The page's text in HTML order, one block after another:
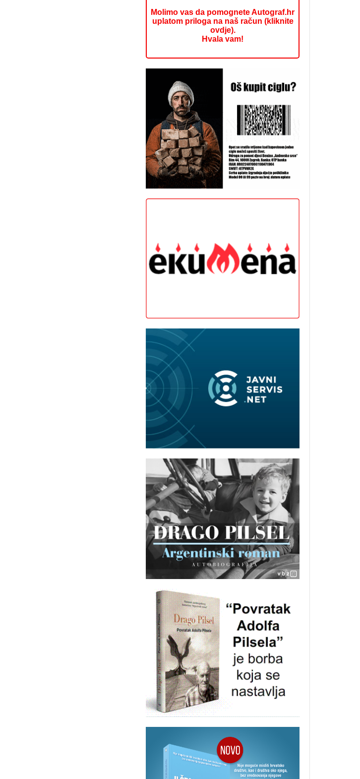
Molimo vas da pomognete Autograf.hr
uplatom priloga na naš račun (kliknite
ovdje).
Hvala vam!